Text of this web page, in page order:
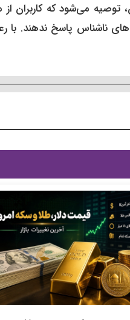
توصیه می‌شود که کاربران از
ناشناس پاسخ ندهند. با